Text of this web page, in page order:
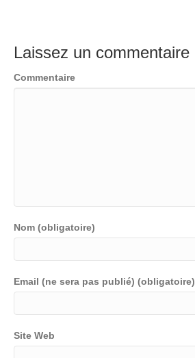
Laissez un commentaire
Commentaire
Nom (obligatoire)
Email (ne sera pas publié) (obligatoire)
Site Web